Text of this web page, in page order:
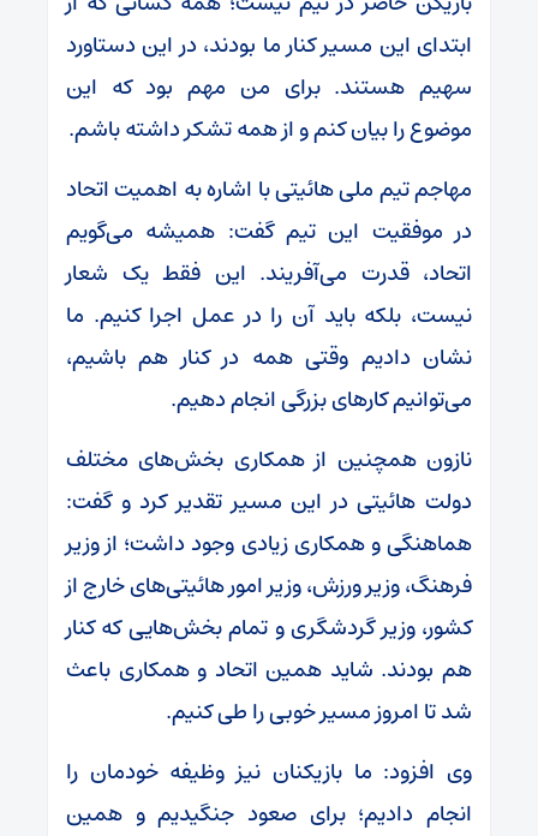
ابتدای این مسیر کنار ما بودند، در این دستاورد
سهیم هستند. برای من مهم بود که این
موضوع را بیان کنم و از همه تشکر داشته باشم.
مهاجم تیم ملی هائیتی با اشاره به اهمیت اتحاد
در موفقیت این تیم گفت: همیشه می‌گویم
اتحاد، قدرت می‌آفریند. این فقط یک شعار
نیست، بلکه باید آن را در عمل اجرا کنیم. ما
نشان دادیم وقتی همه در کنار هم باشیم،
می‌توانیم کارهای بزرگی انجام دهیم.
نازون همچنین از همکاری بخش‌های مختلف
دولت هائیتی در این مسیر تقدیر کرد و گفت:
هماهنگی و همکاری زیادی وجود داشت؛ از وزیر
فرهنگ، وزیر ورزش، وزیر امور هائیتی‌های خارج از
کشور، وزیر گردشگری و تمام بخش‌هایی که کنار
هم بودند. شاید همین اتحاد و همکاری باعث
شد تا امروز مسیر خوبی را طی کنیم.
وی افزود: ما بازیکنان نیز وظیفه خودمان را
انجام دادیم؛ برای صعود جنگیدیم و همین